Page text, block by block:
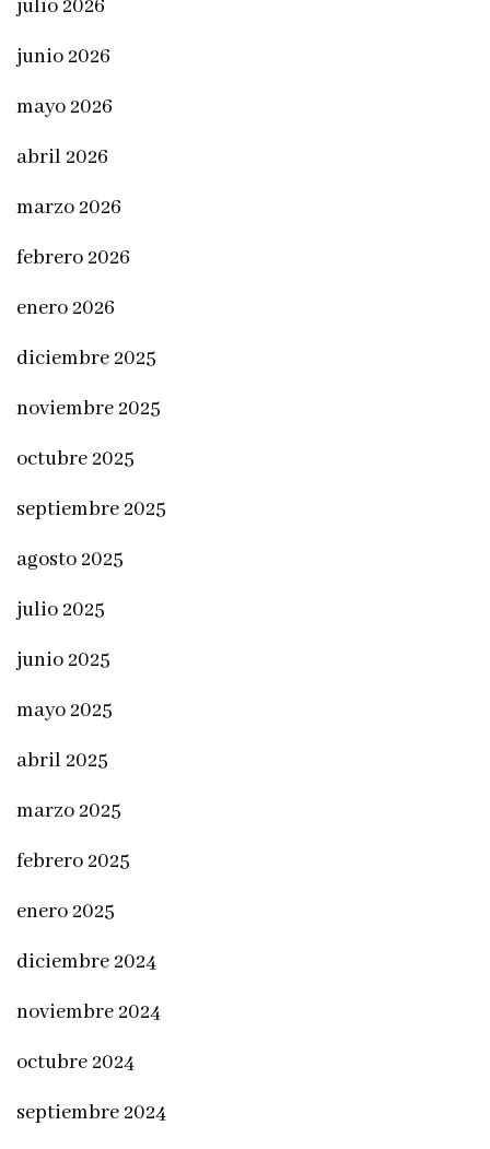
julio 2026
junio 2026
mayo 2026
abril 2026
marzo 2026
febrero 2026
enero 2026
diciembre 2025
noviembre 2025
octubre 2025
septiembre 2025
agosto 2025
julio 2025
junio 2025
mayo 2025
abril 2025
marzo 2025
febrero 2025
enero 2025
diciembre 2024
noviembre 2024
octubre 2024
septiembre 2024